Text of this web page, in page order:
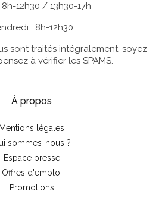
12h30 / 13h30-17h
: 8h-12h30
sont traités intégralement, soyez
à vérifier les SPAMS.
À propos
Mentions légales
sommes-nous ?
Espace presse
Offres d'emploi
Promotions